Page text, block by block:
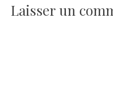
l’article
Laisser un